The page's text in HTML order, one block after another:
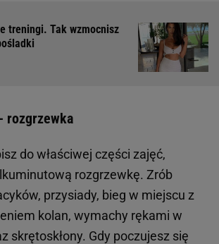
treningi. Tak wzmocnisz
rozgrzewka
do właściwej części zajęć,
rozgrzewkę. Zrób
przysiady, bieg w miejscu z
kolan, wymachy rękami w
skrętoskłony. Gdy poczujesz się